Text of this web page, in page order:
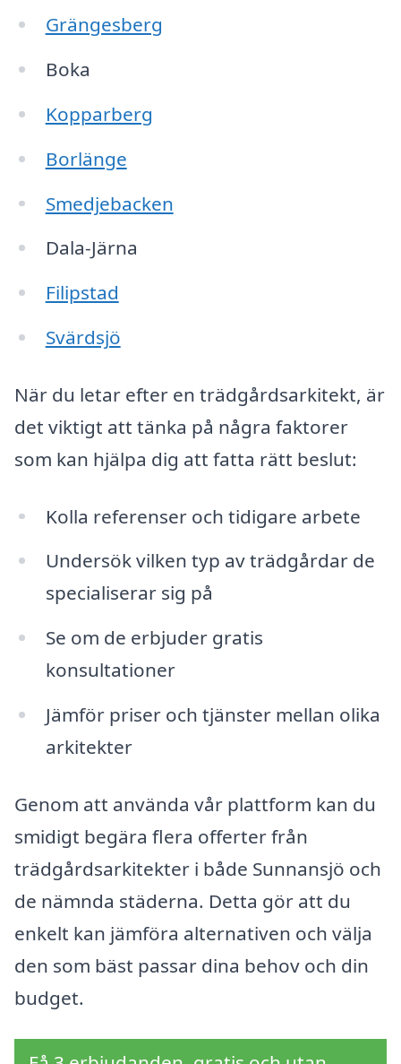
Grängesberg
Boka
Kopparberg
Borlänge
Smedjebacken
Dala-Järna
Filipstad
Svärdsjö
När du letar efter en trädgårdsarkitekt, är
det viktigt att tänka på några faktorer
som kan hjälpa dig att fatta rätt beslut:
Kolla referenser och tidigare arbete
Undersök vilken typ av trädgårdar de
specialiserar sig på
Se om de erbjuder gratis
konsultationer
Jämför priser och tjänster mellan olika
arkitekter
Genom att använda vår plattform kan du
smidigt begära flera offerter från
trädgårdsarkitekter i både Sunnansjö och
de nämnda städerna. Detta gör att du
enkelt kan jämföra alternativen och välja
den som bäst passar dina behov och din
budget.